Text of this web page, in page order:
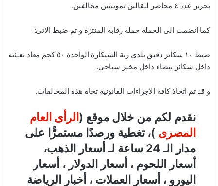
تحرير عدد ٤ محاضر لبقالين تموينيين مخالفين.
كما انضمت الى الحملة حملة رقابة المنتزة و تم ضبط الاتى:
ضبط ١٠ شكائر دقيق بلدى زنة الشيكارة الواحدة ٥٠ كجم معاد تعبئته
داخل شكائر بيضاء داخل مخبز سياحى.
و قد تم اتخاذ كافة الإجراءات القانونية تجاه هذه المخالفات.
نقدم لكم من خلال موقع ( الرأى العام
المصرى )، تغطية ورصدًا مستمرًّا على
مدار الـ 24 ساعة لـ أسعار الذهب،
أسعار اللحوم ، أسعار الدولار ، أسعار
اليورو ، أسعار العملات ، أخبار الرياضة